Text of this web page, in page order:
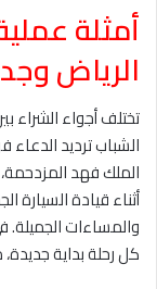
أمثلة
الرياض
تختلف أجواء الشراء
الشباب ترديد
الملك فهد
أثناء قيادة السيارة
والمساءات الجميلة.
كل رحلة بداية